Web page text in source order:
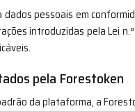
pessoais em
introduzidas pela Lei
pela Forestoken
da plataforma, a